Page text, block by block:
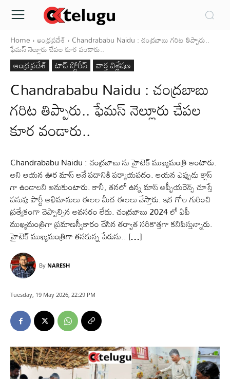
Home ఆంధ్రప్రదేశ్‌ Chandrababu Naidu : చంద్రబాబు గరిట తిప్పారు..
ఫేమస్ నెల్లూరు చేపల కూర వండారు..
ఆంధ్రప్రదేశ్‌ టాప్ స్టోరీస్ వార్త విశ్లేషణ
Chandrababu Naidu : చంద్రబాబు
గరిట తిప్పారు.. ఫేమస్ నెల్లూరు చేపల
కూర వండారు..
Chandrababu Naidu : చంద్రబాబు ను హైటెక్ ముఖ్యమంత్రి అంటారు.
అని ఆయన ఊర మాస్ అనే పదానికి పర్యాయపదం. ఆయన ఎప్పుడు క్లాస్
గా ఉండాలని అనుకుంటారు. కానీ, తనలో ఉన్న మాస్ అప్పీయరెన్స్ చూస్తే
పసుపు పార్టీ అభిమానులు ఈలల మీద ఈలలు వేస్తారు. ఇక గోల గురించి
ప్రత్యేకంగా చెప్పాల్సిన అవసరం లేదు. చంద్రబాబు 2024 లో ఏపీ
ముఖ్యమంత్రిగా ప్రమాణస్వీకారం చేసిన తర్వాత సరికొత్తగా కనిపిస్తున్నారు.
హైటెక్ ముఖ్యమంత్రిగా తనకున్న పేరును.. […]
By NARESH
Tuesday, 19 May 2026, 22:29 PM